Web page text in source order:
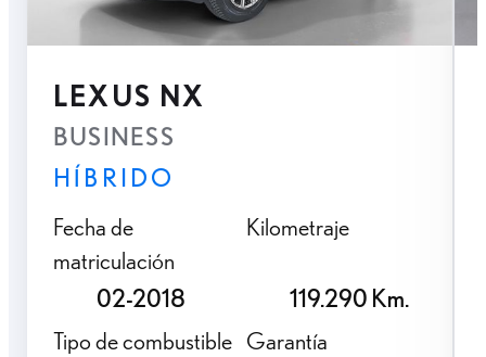
LEXUS NX
BUSINESS
HÍBRIDO
Fecha de
matriculación
02-2018
Kilometraje
119.290 Km.
Tipo de combustible Garantía